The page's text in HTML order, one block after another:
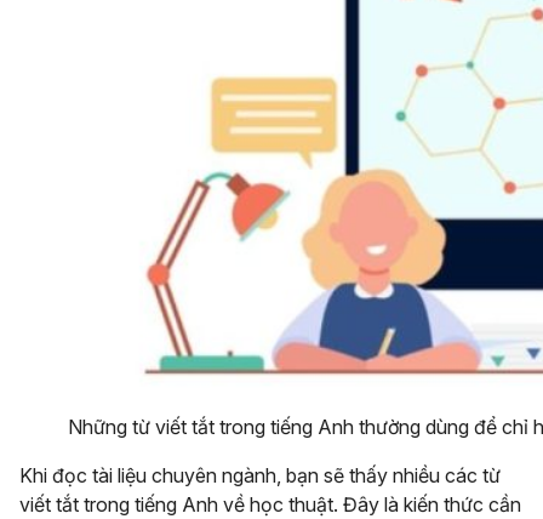
Những từ viết tắt trong tiếng Anh thường dùng để chỉ
Khi đọc tài liệu chuyên ngành, bạn sẽ thấy nhiều các từ
viết tắt trong tiếng Anh về học thuật. Đây là kiến thức cần